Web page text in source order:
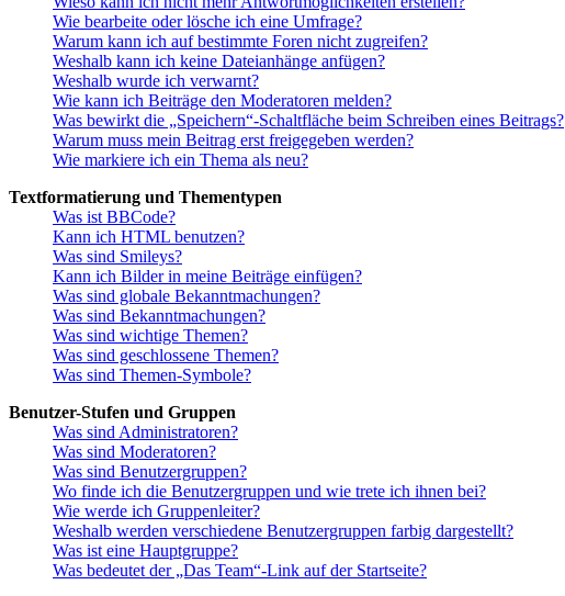
Wie bearbeite oder lösche ich eine Umfrage?
Warum kann ich auf bestimmte Foren nicht zugreifen?
Weshalb kann ich keine Dateianhänge anfügen?
Weshalb wurde ich verwarnt?
Wie kann ich Beiträge den Moderatoren melden?
Was bewirkt die „Speichern“-Schaltfläche beim Schreiben eines Beitrags?
Warum muss mein Beitrag erst freigegeben werden?
Wie markiere ich ein Thema als neu?
Textformatierung und Thementypen
Was ist BBCode?
Kann ich HTML benutzen?
Was sind Smileys?
Kann ich Bilder in meine Beiträge einfügen?
Was sind globale Bekanntmachungen?
Was sind Bekanntmachungen?
Was sind wichtige Themen?
Was sind geschlossene Themen?
Was sind Themen-Symbole?
Benutzer-Stufen und Gruppen
Was sind Administratoren?
Was sind Moderatoren?
Was sind Benutzergruppen?
Wo finde ich die Benutzergruppen und wie trete ich ihnen bei?
Wie werde ich Gruppenleiter?
Weshalb werden verschiedene Benutzergruppen farbig dargestellt?
Was ist eine Hauptgruppe?
Was bedeutet der „Das Team“-Link auf der Startseite?